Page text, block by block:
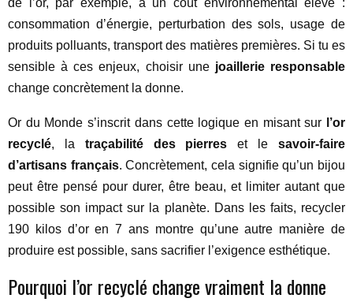
de l’or, par exemple, a un coût environnemental élevé :
consommation d’énergie, perturbation des sols, usage de
produits polluants, transport des matières premières. Si tu es
sensible à ces enjeux, choisir une joaillerie responsable
change concrètement la donne.
Or du Monde s’inscrit dans cette logique en misant sur
l’or
recyclé, la traçabilité des pierres et lesavoir-faire
d’artisans français. Concrètement, cela signifie qu’un bijou
peut être pensé pour durer, être beau, et limiter autant que
possible son impact sur la planète. Dans les faits, recycler
190 kilos d’or en 7 ans montre qu’une autre manière de
produire est possible, sans sacrifier l’exigence esthétique.
Pourquoi l’or recyclé change vraiment la donne